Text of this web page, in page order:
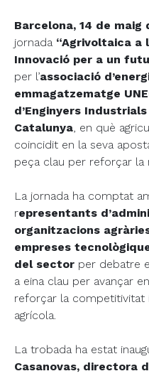
Barcelona, 14 de maig
jornada “Agrivoltaica a
Innovació per a un
per l’associació
emmagatzematge
d’Enginyers
Catalunya, en què
coincidit en la seva
peça clau per reforçar la
La jornada ha comptat
representants
organitzacions
empreses
del sector per debatre
a eina clau per avançar
reforçar la competitivitat
agrícola.
La trobada ha estat
Casanovas, directora